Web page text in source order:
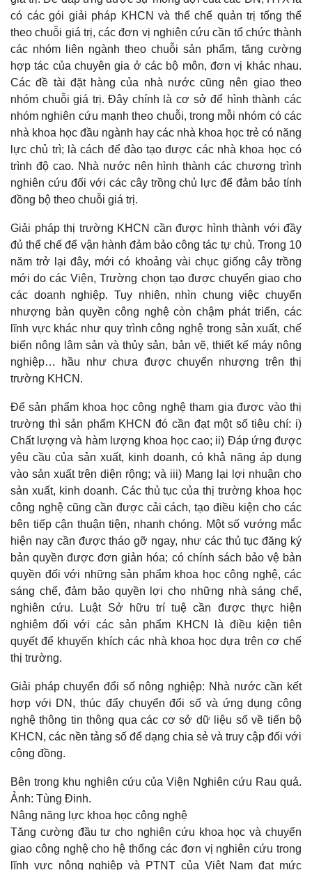
có các gói giải pháp KHCN và thể chế quản trị tổng thể
theo chuỗi giá trị, các đơn vị nghiên cứu cần tổ chức thành
các nhóm liên ngành theo chuỗi sản phẩm, tăng cường
hợp tác của chuyên gia ở các bộ môn, đơn vị khác nhau.
Các đề tài đặt hàng của nhà nước cũng nên giao theo
nhóm chuỗi giá trị. Đây chính là cơ sở để hình thành các
nhóm nghiên cứu mạnh theo chuỗi, trong mỗi nhóm có các
nhà khoa học đầu ngành hay các nhà khoa học trẻ có năng
lực chủ trì; là cách để đào tạo được các nhà khoa học có
trình độ cao. Nhà nước nên hình thành các chương trình
nghiên cứu đối với các cây trồng chủ lực để đảm bảo tính
đồng bộ theo chuỗi giá trị.
Giải pháp thị trường KHCN cần được hình thành với đầy
đủ thể chế để vận hành đảm bảo công tác tự chủ. Trong 10
năm trở lại đây, mới có khoảng vài chục giống cây trồng
mới do các Viện, Trường chọn tạo được chuyển giao cho
các doanh nghiệp. Tuy nhiên, nhìn chung việc chuyển
nhượng bản quyền công nghệ còn chậm phát triển, các
lĩnh vực khác như quy trình công nghệ trong sản xuất, chế
biến nông lâm sản và thủy sản, bản vẽ, thiết kế máy nông
nghiệp… hầu như chưa được chuyển nhượng trên thị
trường KHCN.
Để sản phẩm khoa học công nghệ tham gia được vào thị
trường thì sản phẩm KHCN đó cần đạt một số tiêu chí: i)
Chất lượng và hàm lượng khoa học cao; ii) Đáp ứng được
yêu cầu của sản xuất, kinh doanh, có khả năng áp dụng
vào sản xuất trên diện rộng; và iii) Mang lại lợi nhuận cho
sản xuất, kinh doanh. Các thủ tục của thị trường khoa học
công nghệ cũng cần được cải cách, tạo điều kiện cho các
bên tiếp cận thuận tiện, nhanh chóng. Một số vướng mắc
hiện nay cần được tháo gỡ ngay, như các thủ tục đăng ký
bản quyền được đơn giản hóa; có chính sách bảo vệ bản
quyền đối với những sản phẩm khoa học công nghệ, các
sáng chế, đảm bảo quyền lợi cho những nhà sáng chế,
nghiên cứu. Luật Sở hữu trí tuệ cần được thực hiện
nghiêm đối với các sản phẩm KHCN là điều kiện tiên
quyết để khuyến khích các nhà khoa học dựa trên cơ chế
thị trường.
Giải pháp chuyển đổi số nông nghiệp: Nhà nước cần kết
hợp với DN, thúc đẩy chuyển đổi số và ứng dụng công
nghệ thông tin thông qua các cơ sở dữ liệu số về tiến bộ
KHCN, các nền tảng số để dạng chia sẻ và truy cập đối với
cộng đồng.
Bên trong khu nghiên cứu của Viện Nghiên cứu Rau quả.
Ảnh: Tùng Đinh.
Nâng năng lực khoa học công nghệ
Tăng cường đầu tư cho nghiên cứu khoa học và chuyển
giao công nghệ cho hệ thống các đơn vị nghiên cứu trong
lĩnh vực nông nghiệp và PTNT của Việt Nam đạt mức